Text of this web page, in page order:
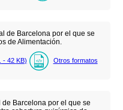
de Barcelona por el que se
de Alimentación.
- 42 KB) Otros formatos
Barcelona por el que se